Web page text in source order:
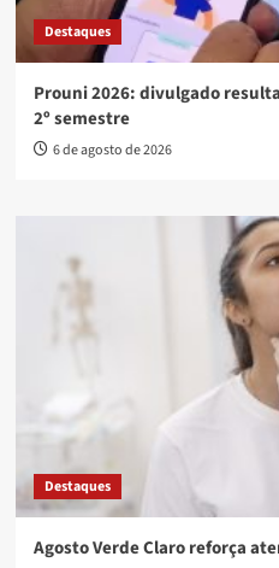
Destaques
Prouni 2026: divulgado
2º semestre
6 de agosto de 2026
Destaques
Agosto Verde Claro reforça